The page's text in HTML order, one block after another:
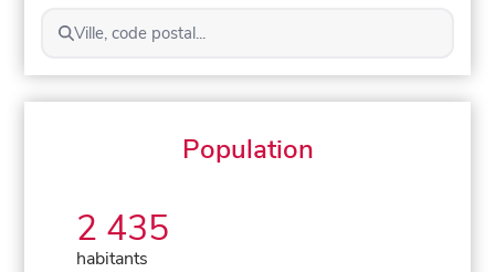
Ville, code postal...
Population
2 435
habitants